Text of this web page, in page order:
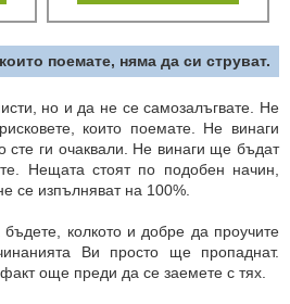
поемате, няма да си струват.
но и да не се самозалъгвате. Не
които поемате. Не винаги
сте ги очаквали. Не винаги ще бъдат
Нещата стоят по подобен начин,
се изпълняват на 100%.
колкото и добре да проучите
Ви просто ще пропаднат.
още преди да се заемете с тях.